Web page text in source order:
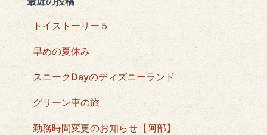
トイストーリー５
早めの夏休み
スニークDayのディズニーランド
グリーン車の旅
勤務時間変更のお知らせ【阿部】